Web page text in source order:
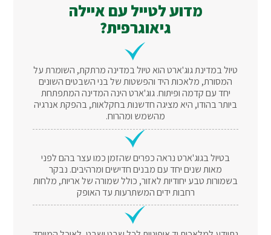
מדוע לטייל עם איילה
גיאוגרפית?
טיול במדינת גוג'ארט הוא טיול במדינה מרתקת, השומרת על
המסורת, מלאכות היד והפשטות של בני השבטים השונים
יחד עם קדמה ופיתוח. גוג'ארט הינה המדינה המתפתחת
ביותר בהודו, היא מציגה חדשנות בחקלאות, בהפקת אנרגיה
מהשמש ומהרוח.
בטיול בגוג'ארט נראה כפרים שהזמן כמו עצר בהם לפני
מאות שנים יחד עם מבנים חדישים ומרהיבים. נבקר
בשמורות טבע יחודיות לאזור, כולל שמורה של אריות, מלחות
רחבות ידים המשתרעות עד האופק